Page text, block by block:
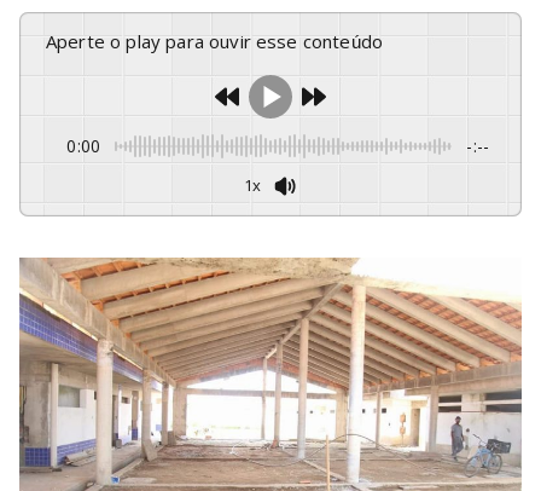
Aperte o play para ouvir esse conteúdo
0:00 -:--
1x